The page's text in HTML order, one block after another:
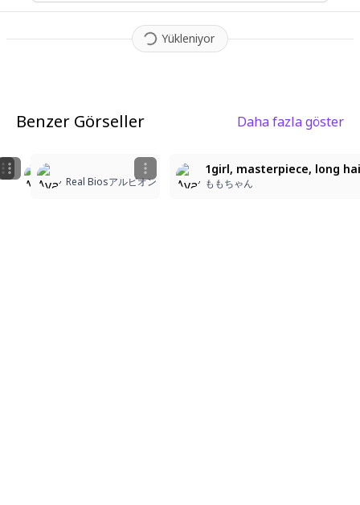
Yükleniyor
Benzer Görseller Daha fazla göster
Blossoming Beauty in Spring!
Angellchii
Blossom Dream Girl
Angellchii
Real Biosアルビオン
1girl, masterpiece, long
ももちゃん